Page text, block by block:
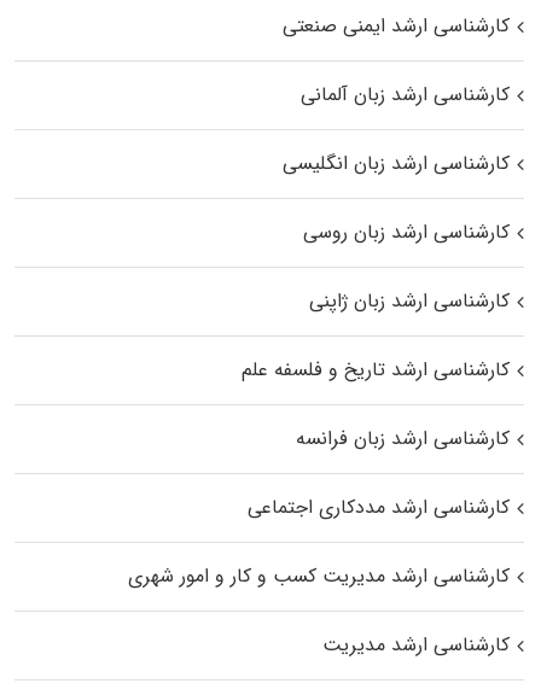
کارشناسی ارشد ایمنی صنعتی
کارشناسی ارشد زبان آلمانی
کارشناسی ارشد زبان انگلیسی
کارشناسی ارشد زبان روسی
کارشناسی ارشد زبان ژاپنی
کارشناسی ارشد تاریخ و فلسفه علم
کارشناسی ارشد زبان فرانسه
کارشناسی ارشد مددکاری اجتماعی
کارشناسی ارشد مدیریت کسب و کار و امور شهری
کارشناسی ارشد مدیریت